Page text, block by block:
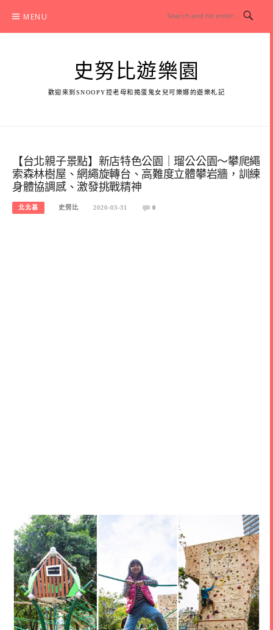
content
MENU
史努比遊樂園
歡迎來到SNOOPY控老母和搗蛋鬼女兒可樂娜的遊樂札記
【台北親子景點】新店特色公園｜瑠公公園～攀爬繩
索森林樹屋、網繩旋轉台、高難度立體攀岩牆，訓練
身體協調感、激發挑戰精神
北北基 史努比 2020-03-31 0